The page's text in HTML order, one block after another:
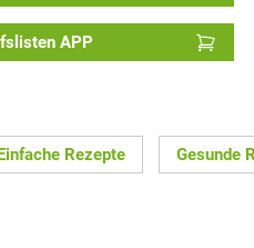
APP
Einfache Rezepte Gesunde